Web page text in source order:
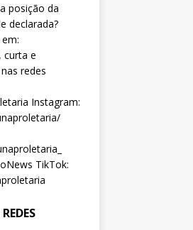
posição da
declarada?
curta e
redes
Instagram:
TikTok: